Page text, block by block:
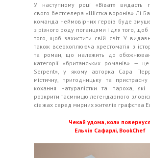
У наступному році «Віват» видасть
свого бестселера «Шістка воронів» Лі
команда неймовірних героїв буде
з різного роду поганцями і для того, щоб
того, щоб захистити свій світ. У
також всеохоплююча хрестоматія з
та роман, що належить до
категорії «британських романів» —
Serpent», у якому авторка Сара
містичну, пригодницьку та
кохання натуралістки та пароха, які
розкрити таємницю легендарного
сіє жах серед мирних жителів графства
Чекай удома, коли повернуся
Ельчін Сафарлі, BookChef